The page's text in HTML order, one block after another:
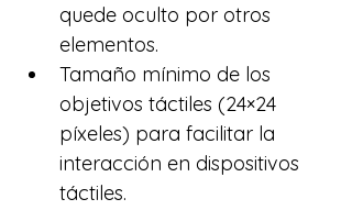
quede oculto por otros
elementos.
Tamaño mínimo de los
objetivos táctiles (24×24
píxeles) para facilitar la
interacción en dispositivos
táctiles.